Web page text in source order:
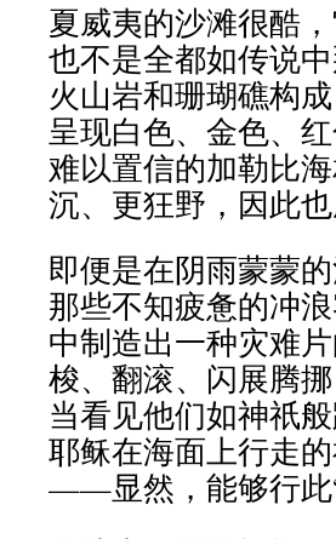
夏威夷的沙滩很酷
也不是全都如传说
火山岩和珊瑚礁构
呈现白色、金色、
难以置信的加勒比
沉、更狂野，因此
即便是在阴雨蒙蒙
那些不知疲惫的冲
中制造出一种灾难
梭、翻滚、闪展腾
当看见他们如神祇
耶稣在海面上行走
——显然，能够行